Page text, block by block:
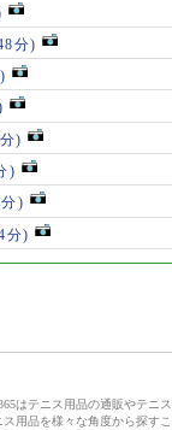
分)
)
)
)
分)
はテニス用品の通販やテ
用品を様々な角度から探